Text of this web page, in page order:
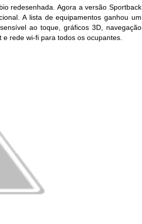
redesenhada. Agora a versão Sportback
A lista de equipamentos ganhou um
ao toque, gráficos 3D, navegação
rede wi-fi para todos os ocupantes.